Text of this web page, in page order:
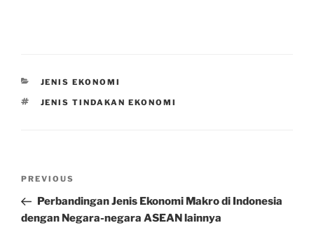
CATEGORIES
JENIS EKONOMI
TAGS
JENIS TINDAKAN EKONOMI
Previous
Post
PREVIOUS
Perbandingan Jenis Ekonomi Makro di Indonesia
dengan Negara-negara ASEAN lainnya